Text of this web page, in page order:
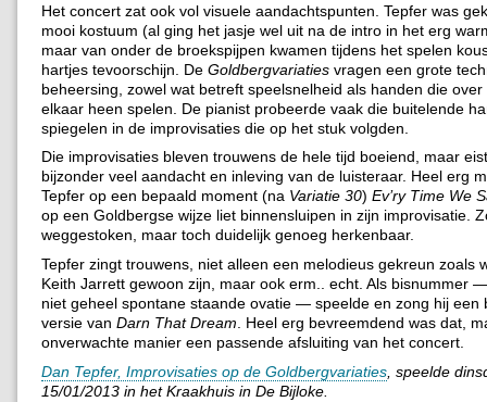
Het concert zat ook vol visuele aandachtspunten. Tepfer was
mooi kostuum (al ging het jasje wel uit na de intro in het erg
maar van onder de broekspijpen kwamen tijdens het spelen
hartjes tevoorschijn. De Goldbergvariaties vragen een grote
beheersing, zowel wat betreft speelsnelheid als handen die
elkaar heen spelen. De pianist probeerde vaak die buitelende
spiegelen in de improvisaties die op het stuk volgden.
Die improvisaties bleven trouwens de hele tijd boeiend, maar
bijzonder veel aandacht en inleving van de luisteraar. Heel erg
Tepfer op een bepaald moment (na Variatie 30) Ev’ry Time We
op een Goldbergse wijze liet binnensluipen in zijn improvisatie.
weggestoken, maar toch duidelijk genoeg herkenbaar.
Tepfer zingt trouwens, niet alleen een melodieus gekreun zoals
Keith Jarrett gewoon zijn, maar ook erm.. echt. Als bisnummer
niet geheel spontane staande ovatie — speelde en zong hij een
versie van Darn That Dream. Heel erg bevreemdend was dat,
onverwachte manier een passende afsluiting van het concert.
Dan Tepfer, Improvisaties op de Goldbergvariaties, speelde
15/01/2013 in het Kraakhuis in De Bijloke.